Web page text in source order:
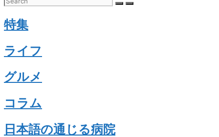
特集
ライフ
グルメ
コラム
日本語の通じる病院